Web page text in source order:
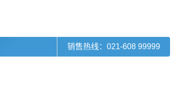
销售热线：021-608 99999